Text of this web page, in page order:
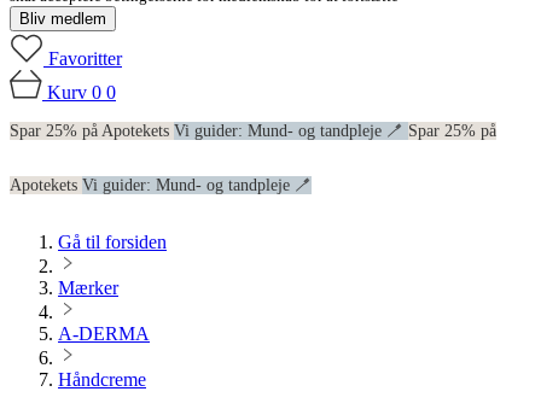
Bliv medlem
Favoritter
Kurv 0 0
Spar 25% på Apotekets Vi guider: Mund- og tandpleje 🪥 Spar 25% på
Apotekets Vi guider: Mund- og tandpleje 🪥
Gå til forsiden
Mærker
A-DERMA
Håndcreme